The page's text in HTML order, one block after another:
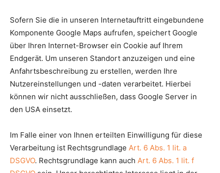
Sofern Sie die in unseren Internetauftritt eingebundene
Komponente Google Maps aufrufen, speichert Google
über Ihren Internet-Browser ein Cookie auf Ihrem
Endgerät. Um unseren Standort anzuzeigen und eine
Anfahrtsbeschreibung zu erstellen, werden Ihre
Nutzereinstellungen und -daten verarbeitet. Hierbei
können wir nicht ausschließen, dass Google Server in
den USA einsetzt.
Im Falle einer von Ihnen erteilten Einwilligung für diese
Verarbeitung ist Rechtsgrundlage Art. 6 Abs. 1 lit. a
DSGVO. Rechtsgrundlage kann auch Art. 6 Abs. 1 lit. f